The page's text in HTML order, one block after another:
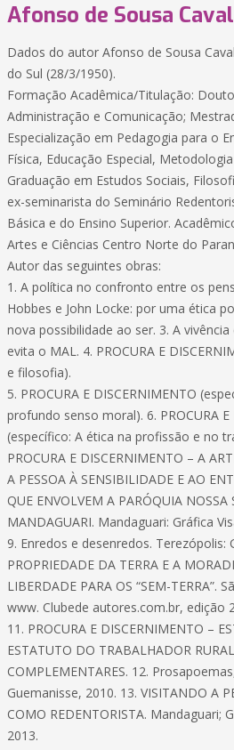
Afonso de Sousa
Dados do autor Afonso de Sousa
do Sul (28/3/1950).
Formação Acadêmica/Titulação:
Administração e Comunicação;
Especialização em Pedagogia para o
Física, Educação Especial,
Graduação em Estudos Sociais,
ex-seminarista do Seminário
Básica e do Ensino Superior.
Artes e Ciências Centro Norte do
Autor das seguintes obras:
1. A política no confronto entre os
Hobbes e John Locke: por uma ética
nova possibilidade ao ser. 3. A
evita o MAL. 4. PROCURA E
e filosofia).
5. PROCURA E DISCERNIMENTO
profundo senso moral). 6. PROCURA E
(específico: A ética na profissão e no
PROCURA E DISCERNIMENTO – A
A PESSOA À SENSIBILIDADE E AO
QUE ENVOLVEM A PARÓQUIA NOSSA
MANDAGUARI. Mandaguari: Gráfica
9. Enredos e desenredos. Terezópolis:
PROPRIEDADE DA TERRA E A
LIBERDADE PARA OS “SEM-TERRA”.
www. Clubede autores.com.br, edição
11. PROCURA E DISCERNIMENTO –
ESTATUTO DO TRABALHADOR
COMPLEMENTARES. 12.
Guemanisse, 2010. 13. VISITANDO A
COMO REDENTORISTA. Mandaguari;
2013.